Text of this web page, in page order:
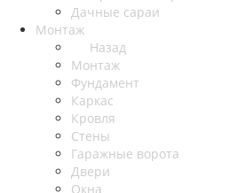
Дачные сараи
Монтаж
Назад
Монтаж
Фундамент
Каркас
Кровля
Стены
Гаражные ворота
Двери
Окна